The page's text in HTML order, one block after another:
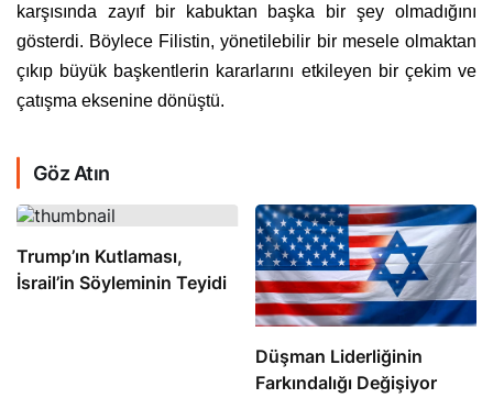
karşısında zayıf bir kabuktan başka bir şey olmadığını
gösterdi. Böylece Filistin, yönetilebilir bir mesele olmaktan
çıkıp büyük başkentlerin kararlarını etkileyen bir çekim ve
çatışma eksenine dönüştü.
Göz Atın
Trump’ın Kutlaması,
İsrail’in Söyleminin Teyidi
Düşman Liderliğinin
Farkındalığı Değişiyor